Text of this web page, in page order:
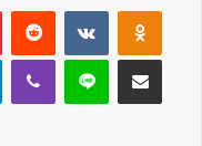
PinterestReddit VKontakte
TelegramViber Line E-Posta ile